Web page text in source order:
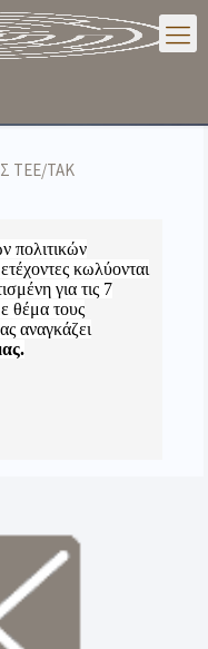
ΤΕΕ/ΤΑΚ
πολιτικών
κωλύονται
για τις 7
θέμα τους
αναγκάζει